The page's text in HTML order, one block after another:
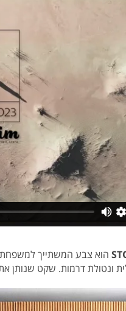
הוא צבע המשתייך למשפחת
ונטולת דרמות. שקט